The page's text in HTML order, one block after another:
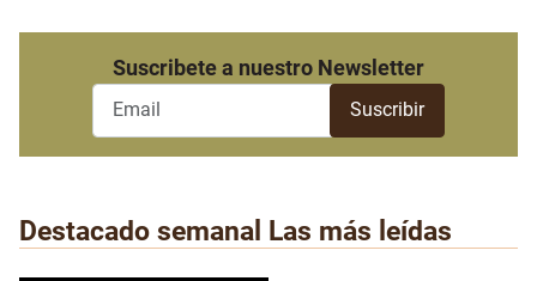
Suscribete a nuestro Newsletter
Destacado semanal Las más leídas